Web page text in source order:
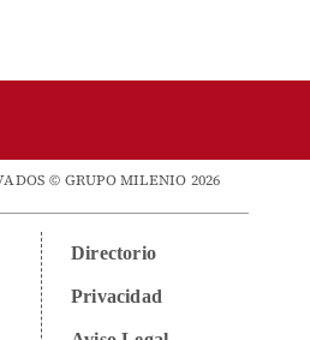
© GRUPO MILENIO 2026
Directorio
Privacidad